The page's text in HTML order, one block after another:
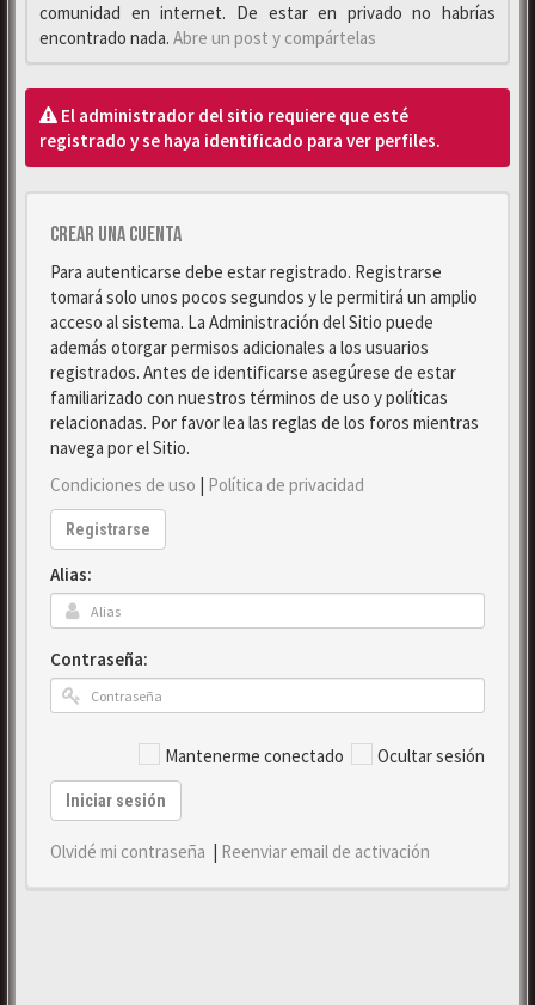
comunidad en internet. De estar en privado no habrías
encontrado nada. Abre un post y compártelas
El administrador del sitio requiere que esté
registrado y se haya identificado para ver perfiles.
Crear una cuenta
Para autenticarse debe estar registrado. Registrarse
tomará solo unos pocos segundos y le permitirá un amplio
acceso al sistema. La Administración del Sitio puede
además otorgar permisos adicionales a los usuarios
registrados. Antes de identificarse asegúrese de estar
familiarizado con nuestros términos de uso y políticas
relacionadas. Por favor lea las reglas de los foros mientras
navega por el Sitio.
Condiciones de uso | Política de privacidad
Registrarse
Alias:
Contraseña:
Mantenerme conectado Ocultar sesión
Iniciar sesión
Olvidé mi contraseña | Reenviar email de activación